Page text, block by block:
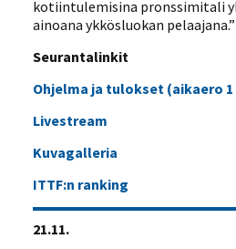
kotiintulemisina pronssimitali
ainoana ykkösluokan pelaajana.”
Seurantalinkit
Ohjelma ja tulokset (aikaero 1
Livestream
Kuvagalleria
ITTF:n ranking
21.11.